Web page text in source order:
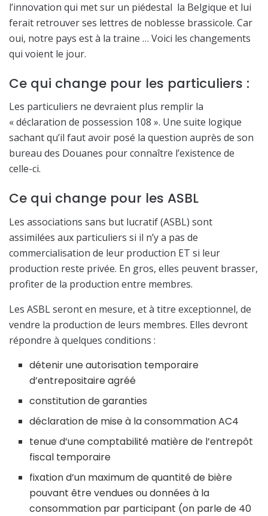
l’innovation qui met sur un piédestal la Belgique et lui
ferait retrouver ses lettres de noblesse brassicole. Car
oui, notre pays est à la traine … Voici les changements
qui voient le jour.
Ce qui change pour les particuliers :
Les particuliers ne devraient plus remplir la
« déclaration de possession 108 ». Une suite logique
sachant qu’il faut avoir posé la question auprès de son
bureau des Douanes pour connaître l’existence de
celle-ci.
Ce qui change pour les ASBL
Les associations sans but lucratif (ASBL) sont
assimilées aux particuliers si il n’y a pas de
commercialisation de leur production ET si leur
production reste privée. En gros, elles peuvent brasser,
profiter de la production entre membres.
Les ASBL seront en mesure, et à titre exceptionnel, de
vendre la production de leurs membres. Elles devront
répondre à quelques conditions :
détenir une autorisation temporaire
d’entrepositaire agréé
constitution de garanties
déclaration de mise à la consommation AC4
tenue d’une comptabilité matière de l’entrepôt
fiscal temporaire
fixation d’un maximum de quantité de bière
pouvant être vendues ou données à la
consommation par participant (on parle de 40